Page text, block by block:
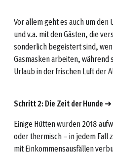
Vor allem geht es auch um
und v.a. mit den Gästen, die
sonderlich begeistert sind,
Gasmasken arbeiten, während
Urlaub in der frischen Luft der
Schritt 2: Die Zeit der Hunde ➜
Einige Hütten wurden 2018
oder thermisch – in jedem Fall
mit Einkommensausfällen